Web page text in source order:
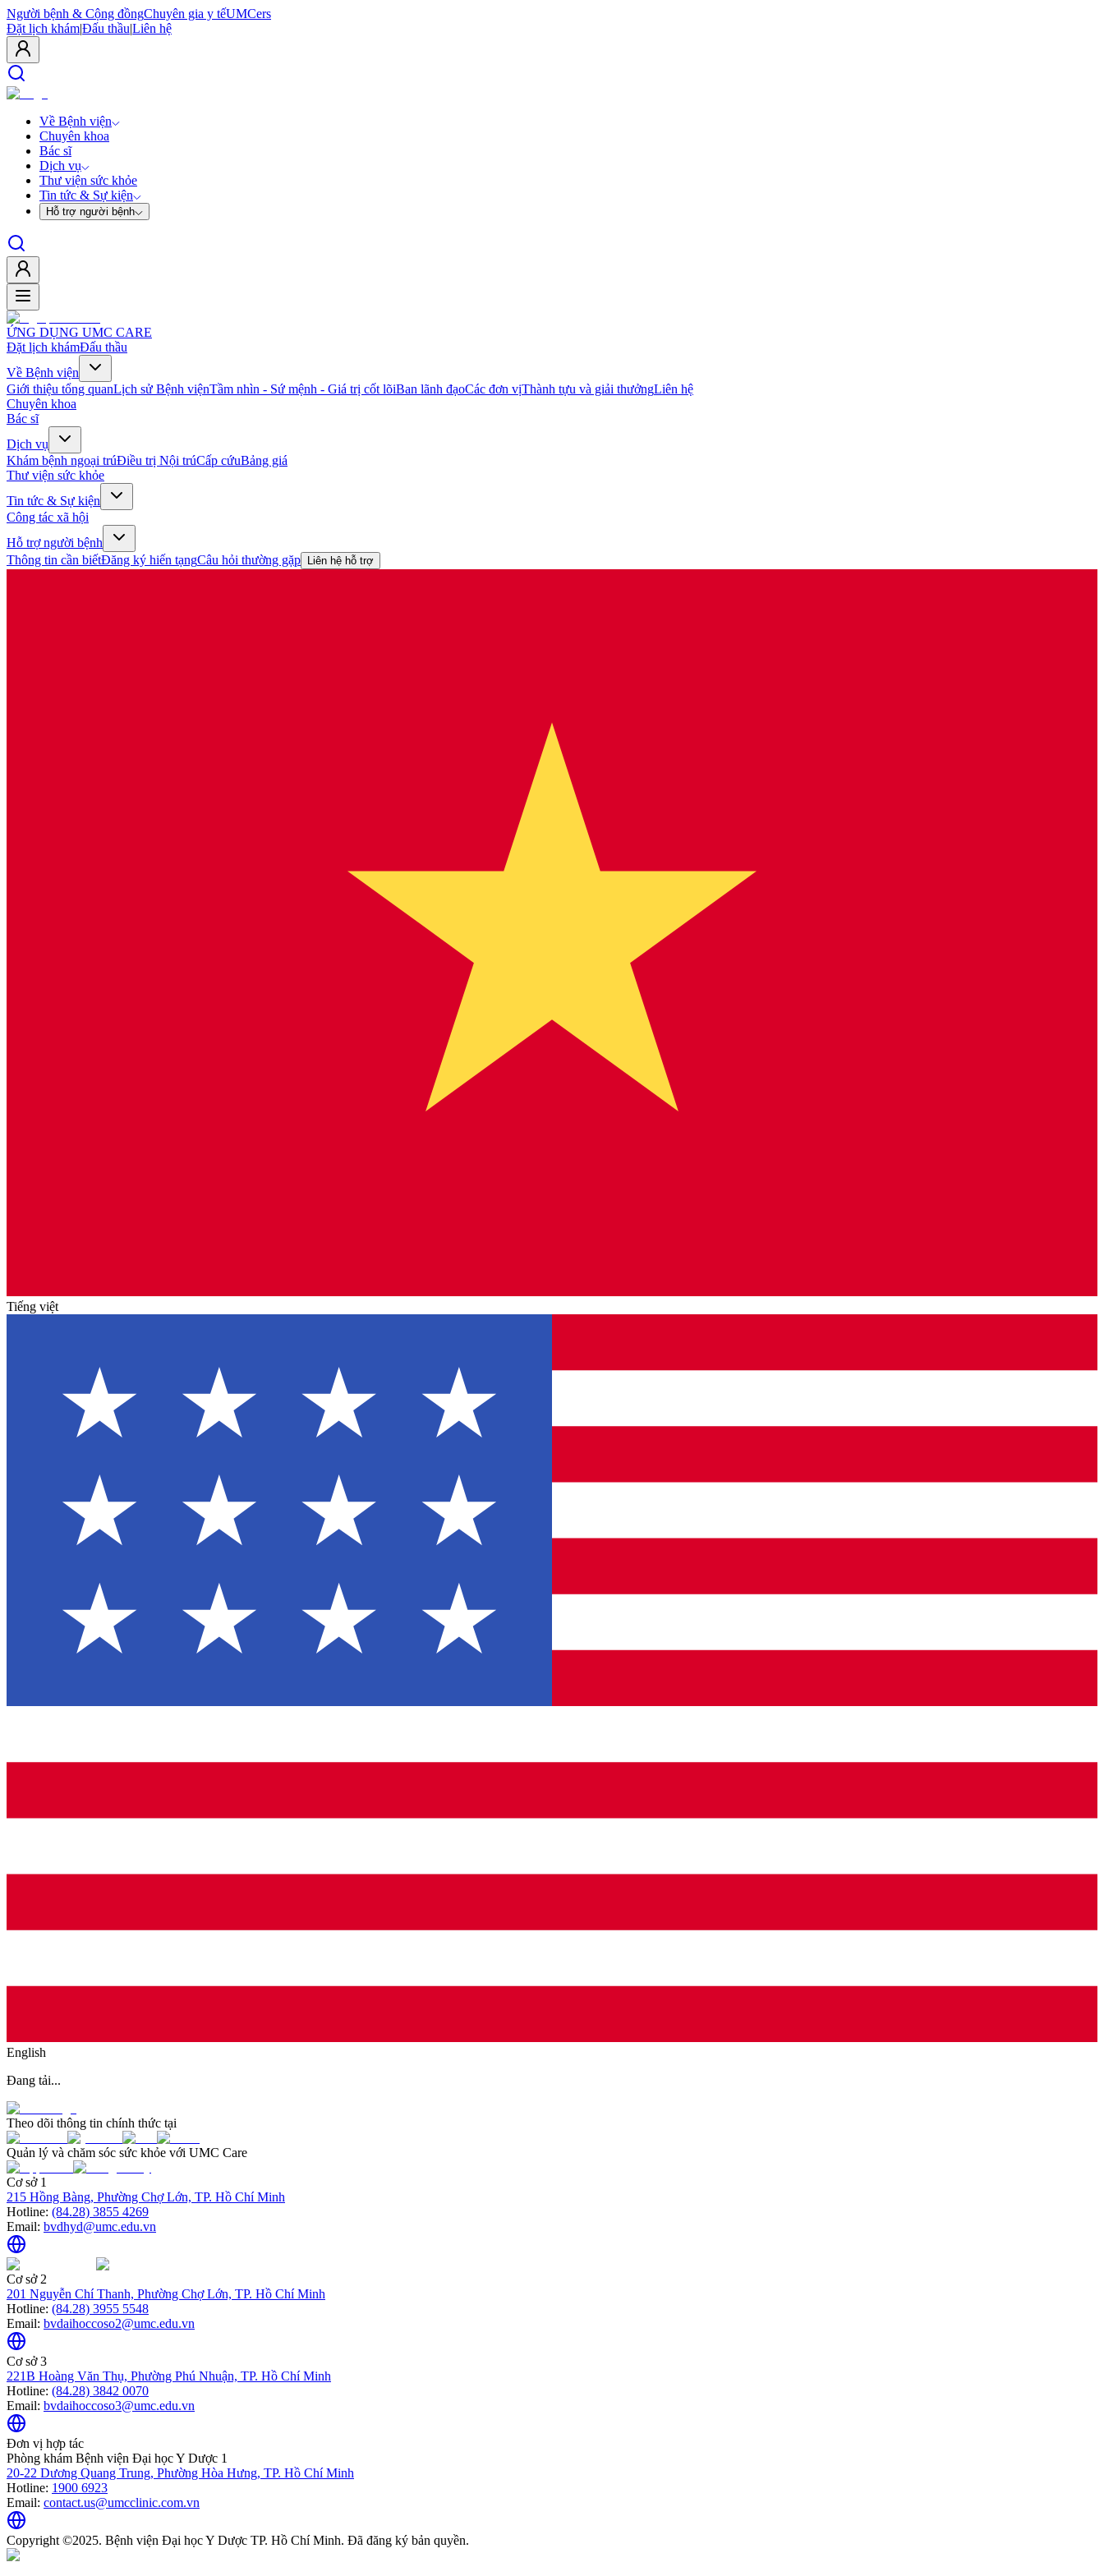
Người bệnh & Cộng đồngChuyên gia y tếUMCers
Đặt lịch khám|Đấu thầu|Liên hệ
Về Bệnh viện
Chuyên khoa
Bác sĩ
Dịch vụ
Thư viện sức khỏe
Tin tức & Sự kiện
Hỗ trợ người bệnh
ỨNG DỤNG UMC CARE
Đặt lịch khámĐấu thầu
Về Bệnh viện
Giới thiệu tổng quanLịch sử Bệnh việnTầm nhìn - Sứ mệnh - Giá trị cốt lõiBan lãnh đạoCác đơn vịThành tựu và giải thưởngLiên hệ
Chuyên khoa
Bác sĩ
Dịch vụ
Khám bệnh ngoại trúĐiều trị Nội trúCấp cứuBảng giá
Thư viện sức khỏe
Tin tức & Sự kiện
Công tác xã hội
Hỗ trợ người bệnh
Thông tin cần biếtĐăng ký hiến tạngCâu hỏi thường gặp Liên hệ hỗ trợ
Tiếng việt
English
Đang tải...
Theo dõi thông tin chính thức tại
Quản lý và chăm sóc sức khỏe với UMC Care
Cơ sở 1
215 Hồng Bàng, Phường Chợ Lớn, TP. Hồ Chí Minh
Hotline: (84.28) 3855 4269
Email: bvdhyd@umc.edu.vn
Cơ sở 2
201 Nguyễn Chí Thanh, Phường Chợ Lớn, TP. Hồ Chí Minh
Hotline: (84.28) 3955 5548
Email: bvdaihoccoso2@umc.edu.vn
Cơ sở 3
221B Hoàng Văn Thụ, Phường Phú Nhuận, TP. Hồ Chí Minh
Hotline: (84.28) 3842 0070
Email: bvdaihoccoso3@umc.edu.vn
Đơn vị hợp tác
Phòng khám Bệnh viện Đại học Y Dược 1
20-22 Dương Quang Trung, Phường Hòa Hưng, TP. Hồ Chí Minh
Hotline: 1900 6923
Email: contact.us@umcclinic.com.vn
Copyright ©2025. Bệnh viện Đại học Y Dược TP. Hồ Chí Minh. Đã đăng ký bản quyền.